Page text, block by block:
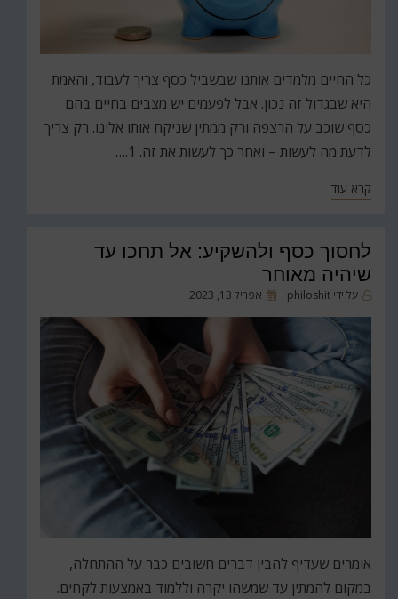
כל החיים מלמדים אותנו שבשביל כסף צריך לעבוד, והאמת
היא שבגדול זה נכון. אבל לפעמים יש מצבים בחיים בהם
כסף שוכב על הרצפה ורק ממתין שניקח אותו אלינו. רק צריך
לדעת מה לעשות – ואחר כך לעשות את זה. 1.…
קרא עוד
לחסוך כסף ולהשקיע: אל תחכו עד
שיהיה מאוחר
על ידי philoshit
פורסםאפריל 13, 2023
אומרים שעדיף להבין דברים חשובים כבר על ההתחלה,
במקום להמתין עד שמשהו יקרה וללמוד באמצעות לקחים.